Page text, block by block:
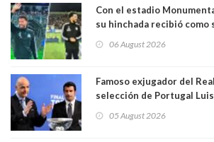
Con el estadio
su hinchada recibió como
06 August 2026
Famoso exjugador del
selección de Portugal
comportamiento más bajo
05 August 2026